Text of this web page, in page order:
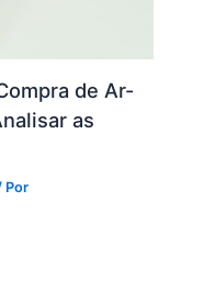
de Ar-
as
Por